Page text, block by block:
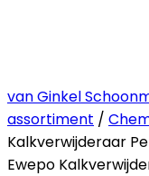
van Ginkel
assortiment /
Kalkverwijderaar
Ewepo